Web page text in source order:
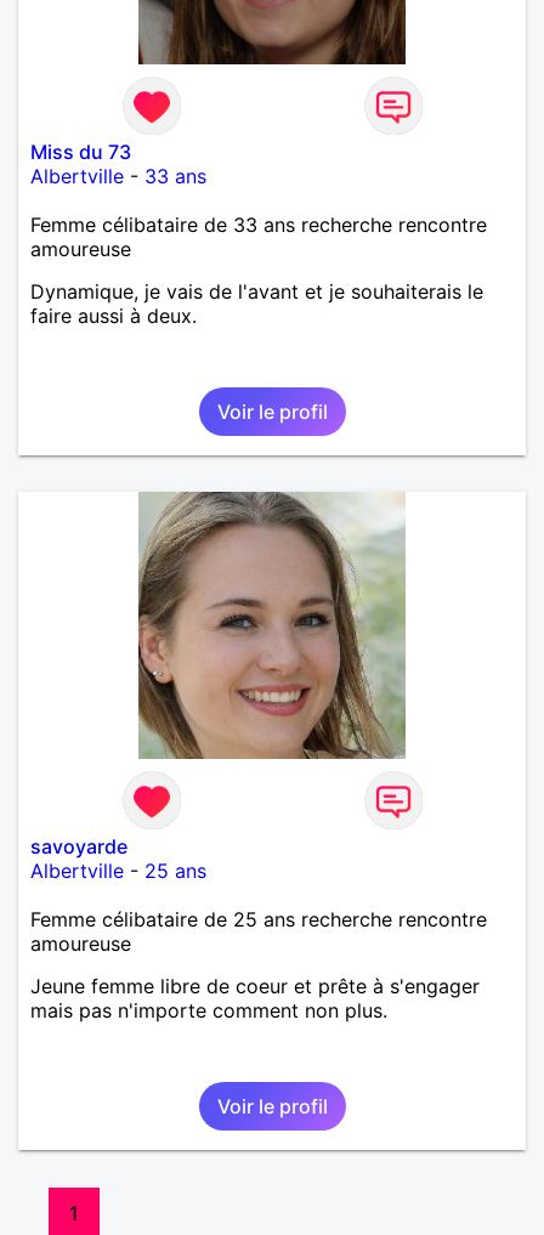
Miss du 73
Albertville - 33 ans
Femme célibataire de 33 ans recherche rencontre
amoureuse
Dynamique, je vais de l'avant et je souhaiterais le
faire aussi à deux.
Voir le profil
savoyarde
Albertville - 25 ans
Femme célibataire de 25 ans recherche rencontre
amoureuse
Jeune femme libre de coeur et prête à s'engager
mais pas n'importe comment non plus.
Voir le profil
1